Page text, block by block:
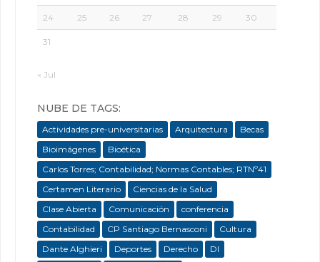
24 25 26 27 28 29 30
31
« Jul
NUBE DE TAGS:
Actividades pre-universitarias Arquitectura
Becas
Bioimágenes
Bioética
Carlos Torres; Contabilidad; Normas Contables; RTNº41
Certamen Literario
Ciencias de la Salud
Clase Abierta
Comunicación
conferencia
Contabilidad
CP Santiago Bernasconi
Cultura
Dante Alghieri
Deportes Derecho
DI